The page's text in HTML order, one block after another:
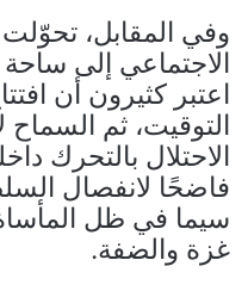
وفي المقابل،
الاجتماعي إلى
اعتبر كثيرون أن
التوقيت، ثم السماح
الاحتلال بالتحرك
فاضحًا لانفصال
سيما في ظل
غزة والضفة.